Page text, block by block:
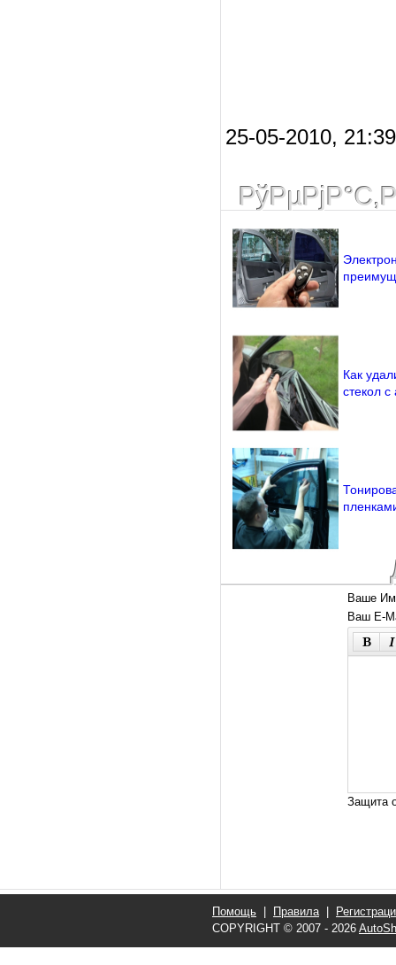
25-05-2010,
Как
стекол
Ваше
Ваш E-
Защита
Помощь Правила|
COPYRIGHT © 2007 - 2026